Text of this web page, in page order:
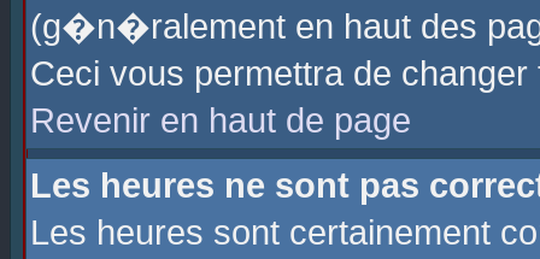
(g�n�ralement en haut des
Ceci vous permettra de
Revenir en haut de page
Les heures ne sont pas
Les heures sont certainement